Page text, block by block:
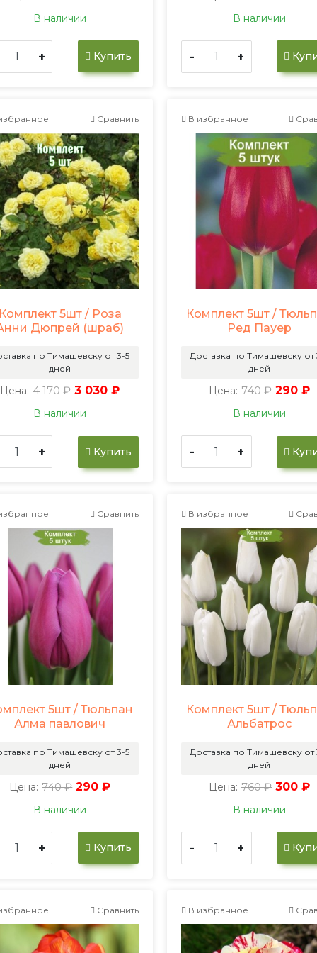
В наличии
+ Купить
В наличии
- +
Сравнить
5шт / Роза
Дюпрей (шраб)
по Тимашевску от 3-5
дней
Цена: 4 170 ₽ 3 030 ₽
В наличии
+ Купить
В избранное
Комплект 5шт /
Ред Пауер
Доставка по Тимашевску от
дней
Цена: 740 ₽ 290 ₽
В наличии
- +
Сравнить
5шт / Тюльпан
Алма павлович
по Тимашевску от 3-5
дней
Цена: 740 ₽ 290 ₽
В наличии
+ Купить
В избранное
Комплект 5шт /
Альбатрос
Доставка по Тимашевску от
дней
Цена: 760 ₽ 300 ₽
В наличии
- +
Сравнить В избранное